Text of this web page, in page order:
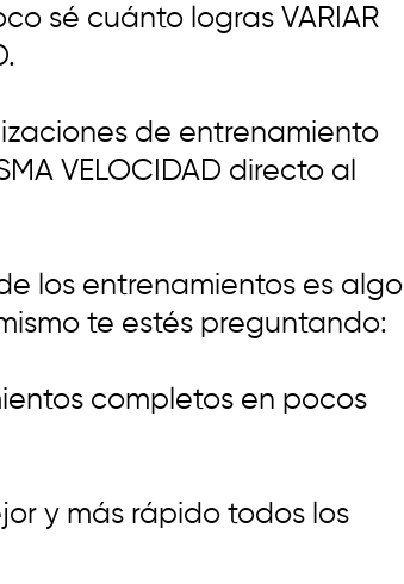
sé cuánto logras VARIAR
de entrenamiento
VELOCIDAD directo al
los entrenamientos es algo
te estés preguntando:
completos en pocos
y más rápido todos los